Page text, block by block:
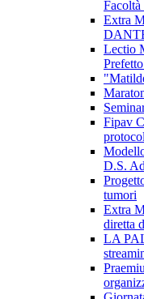
Extra
Lectio
Fipav
D.S.
tumori
Extra
diretta
LA